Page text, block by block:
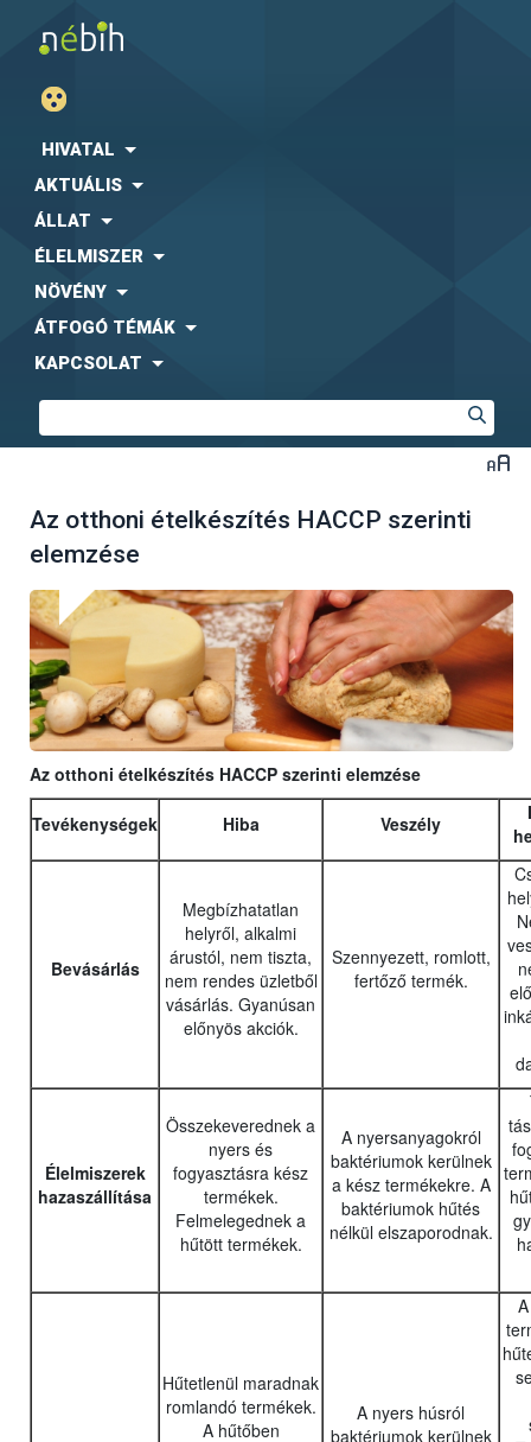
HIVATAL
AKTUÁLIS
ÁLLAT
ÉLELMISZER
NÖVÉNY
ÁTFOGÓ TÉMÁK
KAPCSOLAT
Az otthoni ételkészítés HACCP szerinti
elemzése
Az otthoni ételkészítés HACCP szerinti elemzése
Tevékenységek Hiba Veszély
Bevásárlás
Megbízhatatlan
helyről, alkalmi
árustól, nem tiszta,
nem rendes üzletből
vásárlás. Gyanúsan
előnyös akciók.
Szennyezett, romlott,
fertőző termék.
Élelmiszerek
hazaszállítása
Összekeverednek a
nyers és
fogyasztásra kész
termékek.
Felmelegednek a
hűtött termékek.
A nyersanyagokról
baktériumok kerülnek
a kész termékekre. A
baktériumok hűtés
nélkül elszaporodnak.
Hűtetlenül maradnak
romlandó termékek.
A hűtőben
A nyers húsról
baktériumok kerülnek